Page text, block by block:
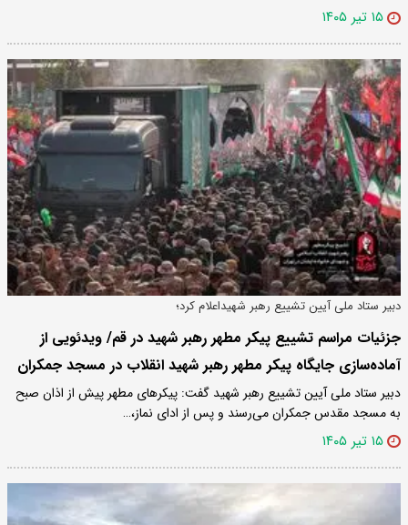
۱۵ تیر ۱۴۰۵
دبیر ستاد ملی آیین تشییع رهبر شهیداعلام کرد؛
جزئیات مراسم تشییع پیکر مطهر رهبر شهید در قم/ ویدئویی از
آماده‌سازی جایگاه پیکر مطهر رهبر شهید انقلاب در مسجد جمکران
دبیر ستاد ملی آیین تشییع رهبر شهید گفت: پیکر‌های مطهر پیش از اذان صبح
به مسجد مقدس جمکران می‌رسند و پس از ادای نماز،…
۱۵ تیر ۱۴۰۵